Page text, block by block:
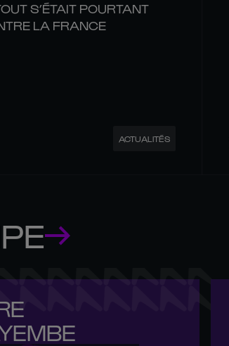
S’ÉTAIT POURTANT
LA FRANCE
ACTUALITÉS